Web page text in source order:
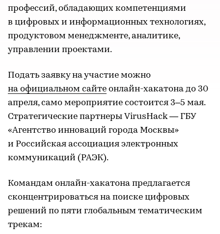
профессий, обладающих компетенциями
в цифровых и информационных технологиях,
продуктовом менеджменте, аналитике,
управлении проектами.
Подать заявку на участие можно
на официальном сайте онлайн-хакатона до 30
апреля, само мероприятие состоится 3–5 мая.
Стратегические партнеры VirusHack — ГБУ
«Агентство инноваций города Москвы»
и Российская ассоциация электронных
коммуникаций (РАЭК).
Командам онлайн-хакатона предлагается
сконцентрироваться на поиске цифровых
решений по пяти глобальным тематическим
трекам: